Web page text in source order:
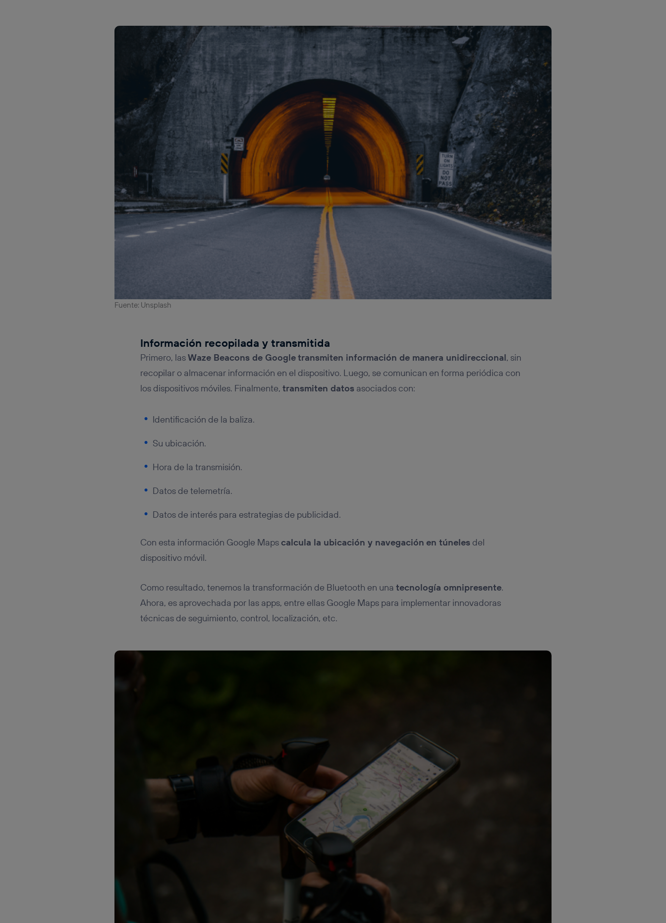
Fuente: Unsplash
Información recopilada y transmitida
Primero, lasWaze Beacons de Googletransmiten información de manera unidireccional, sin
recopilar o almacenar información en el dispositivo. Luego, se comunican en forma periódica con
los dispositivos móviles. Finalmente, transmiten datosasociados con:
Identificación de la baliza.
Su ubicación.
Hora de la transmisión.
Datos de telemetría.
Datos de interés para estrategias de publicidad.
Con esta información Google Mapscalcula la ubicación y navegación en túnelesdel
dispositivo móvil.
Como resultado, tenemos la transformación de Bluetooth en una tecnología omnipresente.
Ahora, es aprovechada por las apps, entre ellas Google Maps para implementar innovadoras
técnicas de seguimiento, control, localización, etc.